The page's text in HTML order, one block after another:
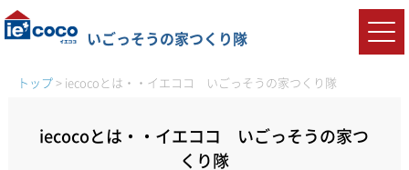
いごっそうの家つくり隊
トップ> iecocoとは・・イエココ いごっそうの家つくり隊
iecocoとは・・イエココ いごっそうの家つ
くり隊